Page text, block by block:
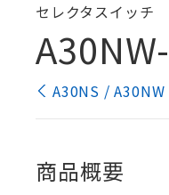
セレクタスイッチ
A30NS /
商品概要